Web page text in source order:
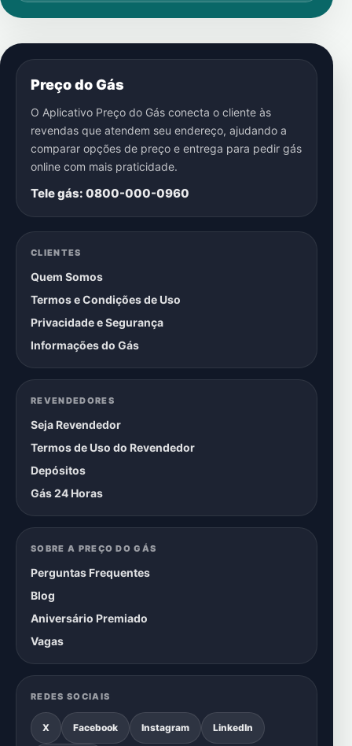
Preço do Gás
O Aplicativo Preço do Gás conecta o cliente às
revendas que atendem seu endereço, ajudando a
comparar opções de preço e entrega para pedir gás
online com mais praticidade.
Tele gás: 0800-000-0960
CLIENTES
Quem Somos
Termos e Condições de Uso
Privacidade e Segurança
Informações do Gás
REVENDEDORES
Seja Revendedor
Termos de Uso do Revendedor
Depósitos
Gás 24 Horas
SOBRE A PREÇO DO GÁS
Perguntas Frequentes
Blog
Aniversário Premiado
Vagas
REDES SOCIAIS
X Facebook Instagram LinkedIn